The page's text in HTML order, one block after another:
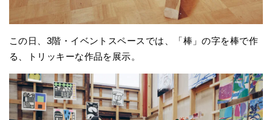
この日、3階・イベントスペースでは、「棒」の字を棒で作
る、トリッキーな作品を展示。